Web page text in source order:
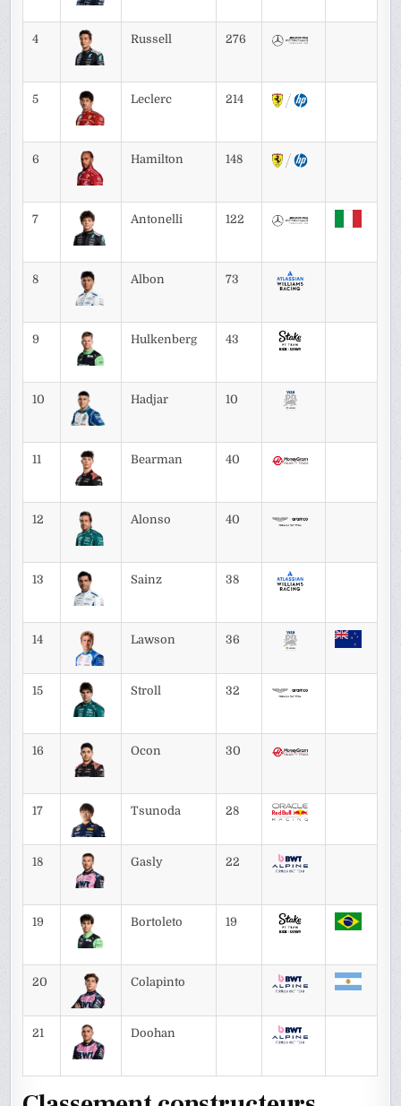
4 Russell 276
5 Leclerc 214
6 Hamilton 148
7 Antonelli 122
8 Albon 73
9 Hulkenberg 43
10 Hadjar 10
11 Bearman 40
12 Alonso 40
13 Sainz 38
14 Lawson 36
15 Stroll 32
16 Ocon 30
17 Tsunoda 28
18 Gasly 22
19 Bortoleto 19
20 Colapinto
21 Doohan